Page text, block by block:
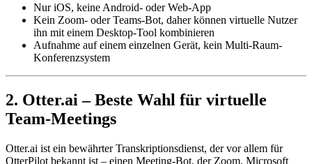
Nur iOS, keine Android- oder Web-App
Kein Zoom- oder Teams-Bot, daher können virtuelle Nutzer
ihn mit einem Desktop-Tool kombinieren
Aufnahme auf einem einzelnen Gerät, kein Multi-Raum-
Konferenzsystem
2. Otter.ai – Beste Wahl für virtuelle
Team-Meetings
Otter.ai ist ein bewährter Transkriptionsdienst, der vor allem für
OtterPilot bekannt ist – einen Meeting-Bot, der Zoom, Microsoft